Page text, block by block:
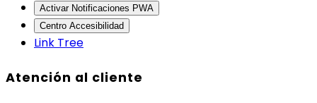
Activar Notificaciones PWA
Centro Accesibilidad
Link Tree
Atención al cliente